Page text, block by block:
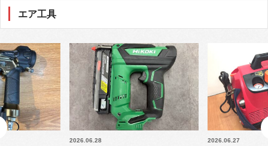
エア工具
2026.06.28 2026.06.27